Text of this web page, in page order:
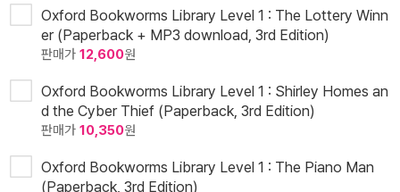
Oxford Bookworms Library Level 1 : The Lottery Winn
er (Paperback + MP3 download, 3rd Edition)
판매가 12,600원
Oxford Bookworms Library Level 1 : Shirley Homes an
d the Cyber Thief (Paperback, 3rd Edition)
판매가 10,350원
Oxford Bookworms Library Level 1 : The Piano Man
(Paperback, 3rd Edition)